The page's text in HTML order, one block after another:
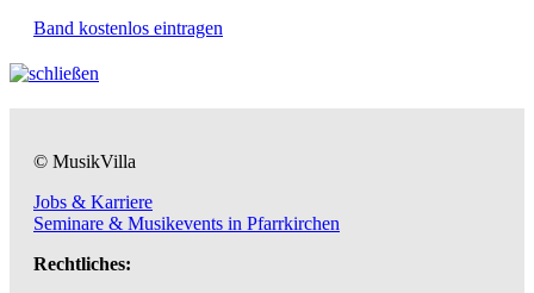
Band kostenlos eintragen
© MusikVilla
Jobs & Karriere
Seminare & Musikevents in Pfarrkirchen
Rechtliches: